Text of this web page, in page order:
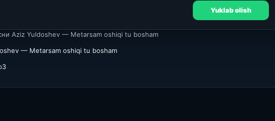
Yuklab olish
Aziz Yuldoshev — Metarsam oshiqi tu bosham
— Metarsam oshiqi tu bosham